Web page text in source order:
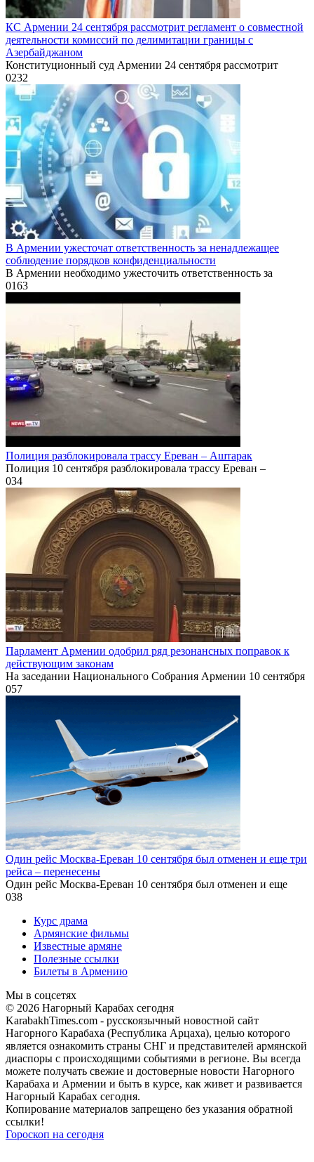
КС Армении 24 сентября рассмотрит регламент о совместной
деятельности комиссий по делимитации границы с
Азербайджаном
Конституционный суд Армении 24 сентября рассмотрит
0232
В Армении ужесточат ответственность за ненадлежащее
соблюдение порядков конфиденциальности
В Армении необходимо ужесточить ответственность за
0163
Полиция разблокировала трассу Ереван – Аштарак
Полиция 10 сентября разблокировала трассу Ереван –
034
Парламент Армении одобрил ряд резонансных поправок к
действующим законам
На заседании Национального Собрания Армении 10 сентября
057
Один рейс Москва-Ереван 10 сентября был отменен и еще три
рейса – перенесены
Один рейс Москва-Ереван 10 сентября был отменен и еще
038
Курс драма
Армянские фильмы
Известные армяне
Полезные ссылки
Билеты в Армению
Мы в соцсетях
© 2026 Нагорный Карабах сегодня
KarabakhTimes.com - русскоязычный новостной сайт
Нагорного Карабаха (Республика Арцаха), целью которого
является ознакомить страны СНГ и представителей армянской
диаспоры с происходящими событиями в регионе. Вы всегда
можете получать свежие и достоверные новости Нагорного
Карабаха и Армении и быть в курсе, как живет и развивается
Нагорный Карабах сегодня.
Копирование материалов запрещено без указания обратной
ссылки!
Гороскоп на сегодня